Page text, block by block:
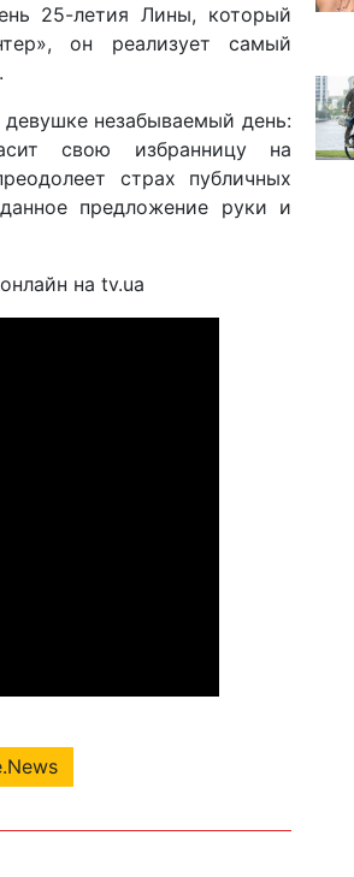
25-летия Лины, который
он реализует самый
незабываемый день:
свою избранницу на
страх публичных
предложение руки и
на tv.ua